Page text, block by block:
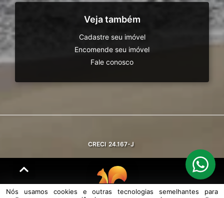
Veja também
Cadastre seu imóvel
Encomende seu imóvel
Fale conosco
CRECI 24.167-J
Nós usamos cookies e outras tecnologias semelhantes para